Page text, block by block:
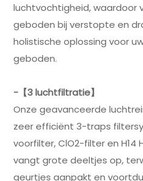
luchtvochtigheid, waardoor
geboden bij verstopte en
holistische oplossing voor
geboden.
-【3 luchtfiltratie】
Onze geavanceerde
zeer efficiënt 3-traps
voorfilter, ClO2-filter en H14
vangt grote deeltjes op,
geurtjes aanpakt en